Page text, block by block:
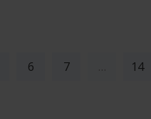
6 7 … 14